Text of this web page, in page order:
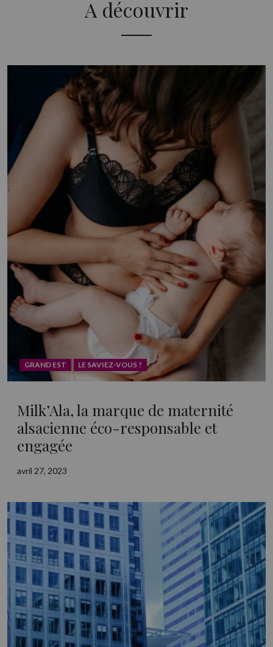
Ce site est protégé par reCAPTCHA et Google,
confidentialité etConditions d'utilisation
Fermer Télécharger
A découvrir
GRAND EST LE SAVIEZ-VOUS ?
Milk’Ala, la marque de maternité
alsacienne éco-responsable et
engagée
avril 27, 2023